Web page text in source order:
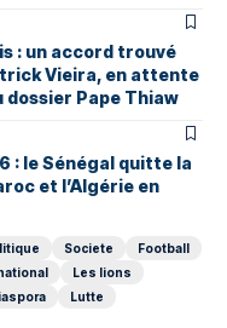
: un accord trouvé
Vieira, en attente
Pape Thiaw
: le Sénégal quitte la
et l’Algérie en
Societe
Football
Les lions
Lutte